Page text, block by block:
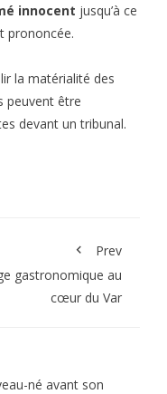
innocent jusqu’à ce
prononcée.
la matérialité des
peuvent être
devant un tribunal.
Prev
gastronomique au
cœur du Var
né avant son